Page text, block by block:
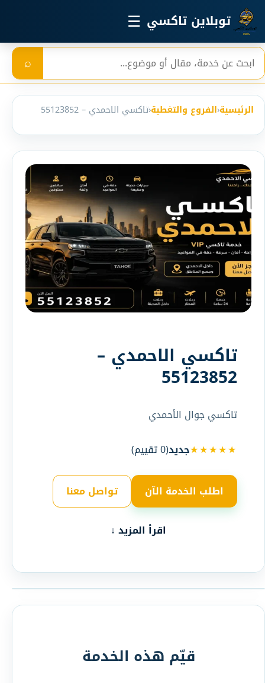
تخطي إلى المحتوى الرئيسي
توبلاين تاكسي ☰
بحث ⌕
الرئيسية‹الفروع والتغطية‹تاكسي الاحمدي – 55123852
تاكسي الاحمدي –
55123852
تاكسي جوال الأحمدي
★★★★★جديد(
0تقييم)
اطلب الخدمة الآن تواصل معنا
اقرأ المزيد ↓
قيّم هذه الخدمة